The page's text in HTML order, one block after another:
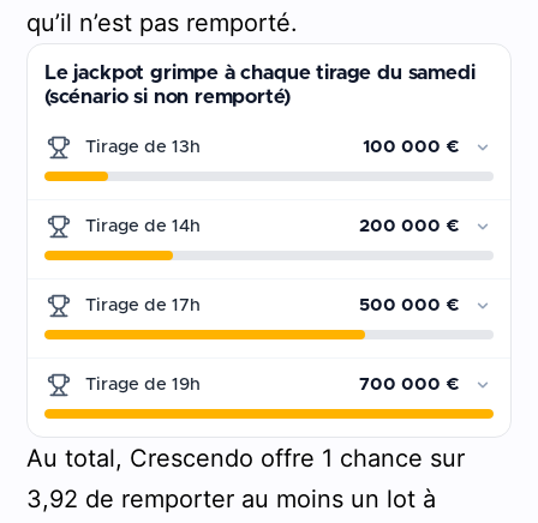
qu’il n’est pas remporté.
Le jackpot grimpe à chaque tirage du samedi
(scénario si non remporté)
Tirage de 13h 100 000 €
Tirage de 14h 200 000 €
Tirage de 17h 500 000 €
Tirage de 19h 700 000 €
Au total, Crescendo offre 1 chance sur
3,92 de remporter au moins un lot à